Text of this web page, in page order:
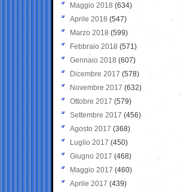
Maggio 2018 (634)
Aprile 2018 (547)
Marzo 2018 (599)
Febbraio 2018 (571)
Gennaio 2018 (607)
Dicembre 2017 (578)
Novembre 2017 (632)
Ottobre 2017 (579)
Settembre 2017 (456)
Agosto 2017 (368)
Luglio 2017 (450)
Giugno 2017 (468)
Maggio 2017 (460)
Aprile 2017 (439)